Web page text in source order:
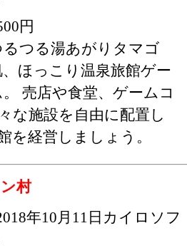
円
るつる湯あがりタマゴ
、ほっこり温泉旅館ゲー
。 売店や食堂、ゲームコ
な施設を自由に配置し
を経営しましょう。
村
年10月11日カイロソフ